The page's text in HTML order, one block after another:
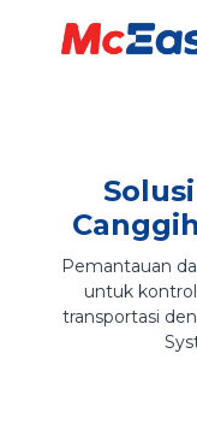
Pemantauan
untuk
transportasi